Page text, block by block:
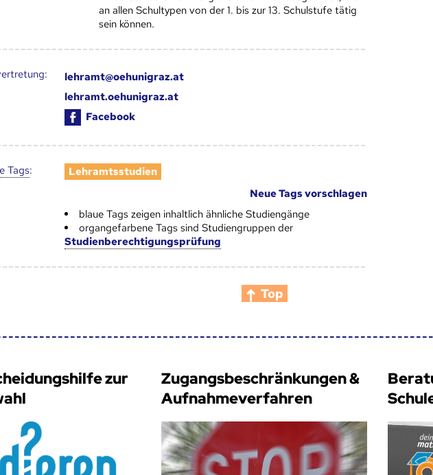
an allen Schultypen von der 1. bis zur 13. Schulstufe tätig
sein können.
lehramt@oehunigraz.at
lehramt.oehunigraz.at
Facebook
Tags:
Lehramtsstudien
Neue Tags vorschlagen
blaue Tags zeigen inhaltlich ähnliche Studiengänge
organgefarbene Tags sind Studiengruppen der
Studienberechtigungsprüfung
Top
zur
Zugangsbeschränkungen &
Aufnahmeverfahren